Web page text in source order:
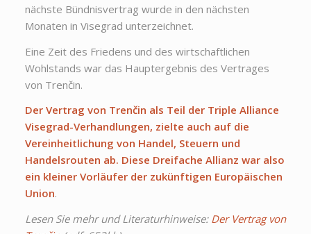
nächste Bündnisvertrag wurde in den nächsten
Monaten in Visegrad unterzeichnet.
Eine Zeit des Friedens und des wirtschaftlichen
Wohlstands war das Hauptergebnis des Vertrages
von Trenčin.
Der Vertrag von Trenčin als Teil der Triple Alliance
Visegrad-Verhandlungen, zielte auch auf die
Vereinheitlichung von Handel, Steuern und
Handelsrouten ab. Diese Dreifache Allianz war also
ein kleiner Vorläufer der zukünftigen Europäischen
Union.
Lesen Sie mehr und Literaturhinweise: Der Vertrag von